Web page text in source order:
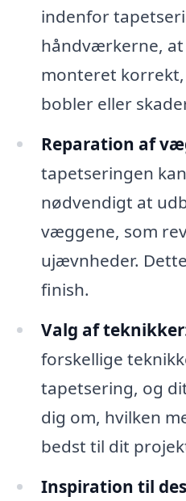
indenfor
håndværkerne,
monteret
bobler eller
Reparation af
tapetseringen
nødvendigt at
væggene, som
ujævnheder.
finish.
Valg af
forskellige
tapetsering, og
dig om, hvilken
bedst til dit
Inspiration til